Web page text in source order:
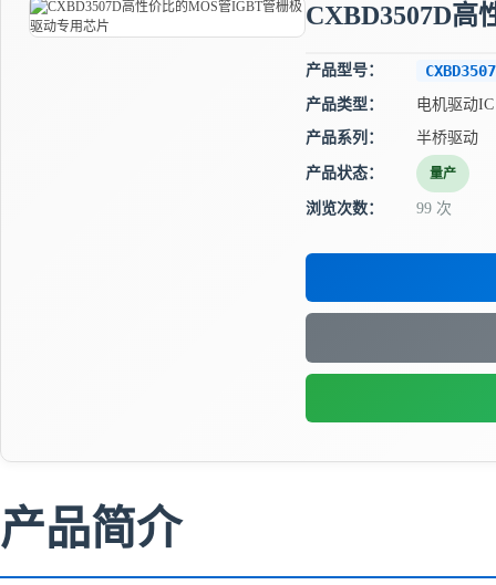
CXBD3507D高
产品型号：
产品类型：
电机驱动IC
产品系列：
半桥驱动
产品状态： 量产
浏览次数： 99 次
产品简介